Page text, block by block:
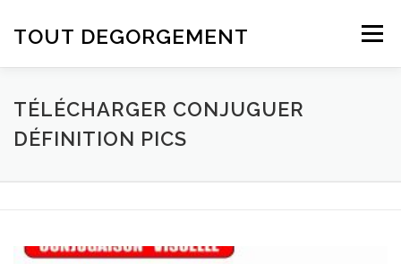
TOUT DEGORGEMENT Menu
TÉLÉCHARGER CONJUGUER
DÉFINITION PICS